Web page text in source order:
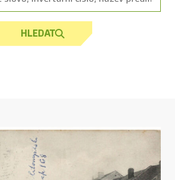
HLEDAT